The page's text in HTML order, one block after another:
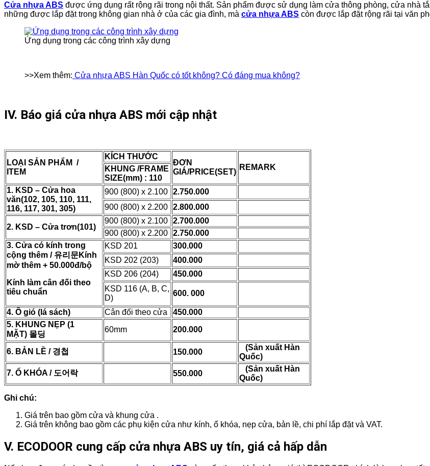
Cửa nhựa ABS được ứng dụng rất rộng rãi trong nội thất. Sản phẩm được sử dụng làm cửa thông phòng, cửa nhà
những được lắp đặt trong không gian nhà ở của các gia đình, mà cửa nhựa ABS còn được lắp đặt rộng rãi tại văn
Ứng dụng trong các công trình xây dựng
>>Xem thêm: Cửa nhựa ABS Hàn Quốc có tốt không? Có đáng mua không?
IV. Báo giá cửa nhựa ABS mới cập nhật
LOẠI SẢN PHẨM /
ITEM
KÍCH THƯỚC
ĐƠN
GIÁ/PRICE(SET)
REMARK
KHUNG /FRAME
SIZE(mm) : 110
1. KSD – Cửa hoa
văn(102, 105, 110, 111,
116, 117, 301, 305)
900 (800) x 2.100 2.750.000
900 (800) x 2.200 2.800.000
2. KSD – Cửa trơn(101)
900 (800) x 2.100 2.700.000
900 (800) x 2.200 2.750.000
3. Cửa có kính trong
cộng thêm / 유리문Kính
mờ thêm + 50.000đ/bộ
Kính làm cân đối theo
tiêu chuẩn
KSD 201
300.000
KSD 202 (203)
400.000
KSD 206 (204)
450.000
KSD 116 (A, B, C,
D)
600. 000
4. Ô gió (lá sách) Cân đối theo cửa
450.000
5. KHUNG NẸP (1
MẶT) 몰딩
60mm 200.000
6. BẢN LỀ / 경첩 150.000
(Sản xuất Hàn
Quốc)
7. Ổ KHÓA / 도어락 550.000
(Sản xuất Hàn
Quốc)
Ghi chú:
Giá trên bao gồm cửa và khung cửa .
Giá trên không bao gồm các phụ kiện cửa như kính, ổ khóa, nẹp cửa, bản lề, chi phí lắp đặt và VAT.
V. ECODOOR cung cấp cửa nhựa ABS uy tín, giá cả hấp dẫn